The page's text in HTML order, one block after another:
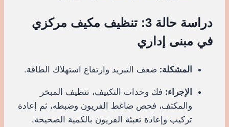
دراسة حالة 3: تنظيف مكيف مركزي
في مبنى إداري
المشكلة: ضعف التبريد وارتفاع استهلاك الطاقة.
الإجراء: فك وحدات التكييف، تنظيف المبخر
والمكثف، فحص ضاغط الفريون وضبطه، ثم إعادة
تركيب وإعادة تعبئة الفريون بالكمية الصحيحة.